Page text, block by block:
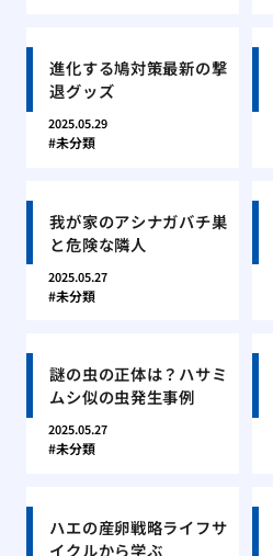
進化する鳩対策最新の撃
退グッズ
2025.05.29
未分類
我が家のアシナガバチ巣
と危険な隣人
2025.05.27
未分類
謎の虫の正体は？ハサミ
ムシ似の虫発生事例
2025.05.27
未分類
ハエの産卵戦略ライフサ
イクルから学ぶ